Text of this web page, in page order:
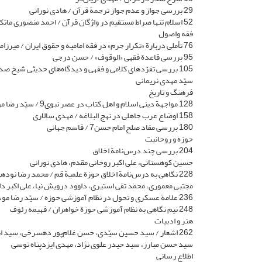
29 بررسی جواز و عدم جواز ترجمة قرآن / هادی نورانی
52 اسلام تنها صراط مستقیم در واژگان قرآن / احمد منصوری ماتک
فقه واصول
76 تأملی دربارة «تکرار جرم» در فقه امامیه و حقوق ایران / میرزامحمد واعظی
95 بررسی قاعدة فقهی «الوقوف» / حسن درجی
105 بررسی تفرّدهای کلامی و فقهی و دیدگاه‌های حدیثی شیخ صدوق
سیّد مهدی نریمانی
فرهنگ و تاریخ
128 مواجهة دینی اسلام و اهل کتاب در عصر نبوی9 / سیّد رضا موسوی
158 اوضاع عرب جاهلی در نهج البلاغه / مهدی سالاری
180 بررسی مفاد صلح امام حسن7 / قاسم جهانی
حوزه و روحانیت
204 بررسی چند درس‌نامة اخلاق
حسین کوهستانی، علی اکبر روحانی مقدم، هادی نورانی
228 نگاهی به درس‌نامة اخلاق ‌‌حوزة علمیة قم / محمد رضا نودهی، سید مصطفی حسنی،
مجتبی معموری، محمد تقی استیری، داوود درویش نیا، علی اکبر
236 علامة عسکری و تحول در نظام آموزشی حوزه / سیّد رضا موسوی
248 نیم نگاهی به نظام آموزشی حوزة خواهران / فهیمه رئوف
هنر و ادبیات
262 اشعار / سید حسین سیّدی، حسن غلام‌پور دهسرخی، سید ابوالفضل مبارز،
سید حسن مبارز، سید حیدر علوی نژاد، مهدی ایزدپناه توسی
اطلاع رسانی